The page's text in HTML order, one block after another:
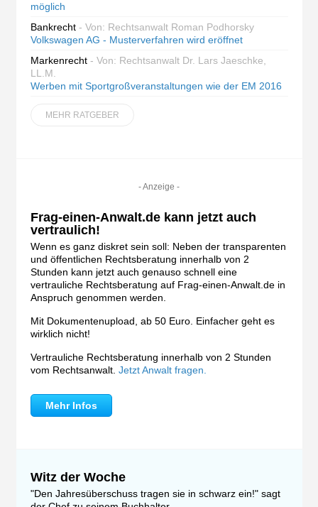
möglich
Bankrecht - Von: Rechtsanwalt Roman Podhorsky
Volkswagen AG - Musterverfahren wird eröffnet
Markenrecht - Von: Rechtsanwalt Dr. Lars Jaeschke,
LL.M.
Werben mit Sportgroßveranstaltungen wie der EM 2016
MEHR RATGEBER
- Anzeige -
Frag-einen-Anwalt.de kann jetzt auch
vertraulich!
Wenn es ganz diskret sein soll: Neben der transparenten
und öffentlichen Rechtsberatung innerhalb von 2
Stunden kann jetzt auch genauso schnell eine
vertrauliche Rechtsberatung auf Frag-einen-Anwalt.de in
Anspruch genommen werden.
Mit Dokumentenupload, ab 50 Euro. Einfacher geht es
wirklich nicht!
Vertrauliche Rechtsberatung innerhalb von 2 Stunden
vom Rechtsanwalt. Jetzt Anwalt fragen.
Mehr Infos
Witz der Woche
"Den Jahresüberschuss tragen sie in schwarz ein!" sagt